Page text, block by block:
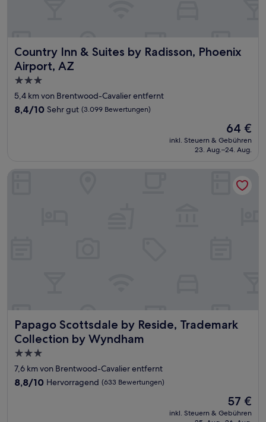
Country Inn & Suites by Radisson, Phoenix
Airport, AZ
Country Inn & Suites by Radisson, Phoenix Airport, AZ
3.0-
Sterne-
Unterkunft
5,4 km von Brentwood-Cavalier entfernt
8.4
Bewertungen)
8,4/10 Sehr gut (3.099 Bewertungen)
Der
Preis
beträgt
64 €
inkl. Steuern & Gebühren
23. Aug.–24. Aug.
Papago Scottsdale by Reside, Trademark
Collection by Wyndham
Papago Scottsdale by Reside, Trademark Collection by
3.0-
Sterne-
Unterkunft
7,6 km von Brentwood-Cavalier entfernt
8.8
8,8/10 Hervorragend (633 Bewertungen)
Der
Preis
57 €
inkl. Steuern & Gebühren
Papago Scottsdale by Reside, Trademark Collection by